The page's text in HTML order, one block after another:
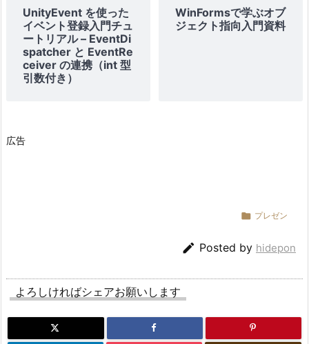
UnityEvent を使った
イベント登録入門チュ
ートリアル – EventDi
spatcher と EventRe
ceiver の連携（int 型
引数付き）
WinFormsで学ぶオブ
ジェクト指向入門資料
広告
 プレゼン
 Posted by hidepon
よろしければシェアお願いします